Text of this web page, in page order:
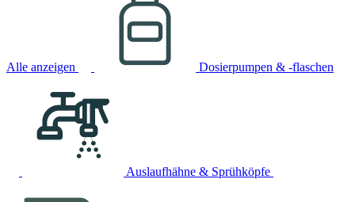
Alle anzeigen Dosierpumpen & -flaschen
Auslaufhähne & Sprühköpfe